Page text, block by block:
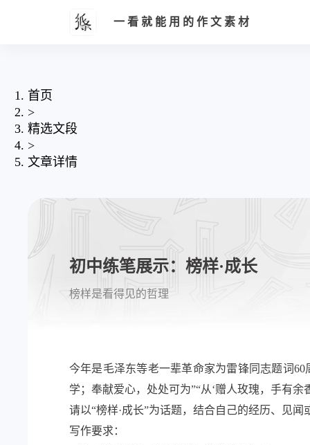
一看就能用的作文素材
首页
>
精选文段
>
文章详情
初中练笔展示：榜样·成长
榜样是看得见的哲理
今年是毛泽东等老一辈革命家为雷锋同志题词
学；奉献爱心，处处可为”“从‘赠人玫瑰，手有
请以“榜样·成长”为话题，结合自己的经历、见闻
写作要求：